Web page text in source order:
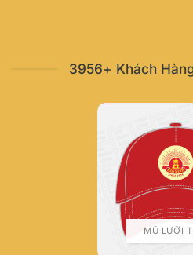
3956+ Khách
MŨ LƯỠI